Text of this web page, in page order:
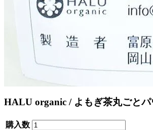
HALU organic / よもぎ茶丸ごと
購入数